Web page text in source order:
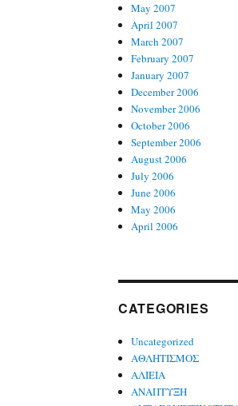
May 2007
April 2007
March 2007
February 2007
January 2007
December 2006
November 2006
October 2006
September 2006
August 2006
July 2006
June 2006
May 2006
April 2006
CATEGORIES
Uncategorized
ΑΘΛΗΤΙΣΜΟΣ
ΑΛΙΕΙΑ
ΑΝΑΠΤΥΞΗ